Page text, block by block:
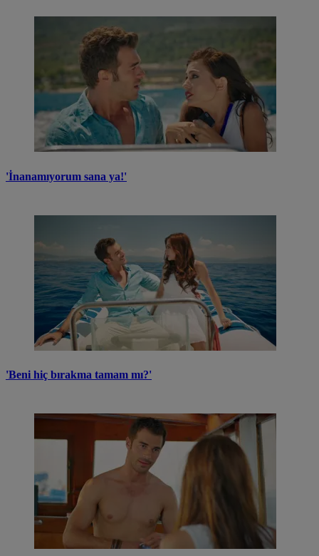
'İnanamıyorum sana ya!'
'Beni hiç bırakma tamam mı?'